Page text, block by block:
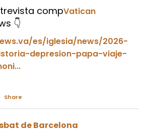
compVatican
👇
es/iglesia/news/2026-
depresion-papa-viaje-
Share
de Barcelona